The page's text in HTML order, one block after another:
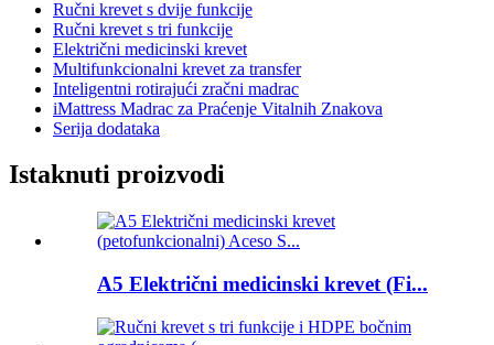
Ručni krevet s dvije funkcije
Ručni krevet s tri funkcije
Električni medicinski krevet
Multifunkcionalni krevet za transfer
Inteligentni rotirajući zračni madrac
iMattress Madrac za Praćenje Vitalnih Znakova
Serija dodataka
Istaknuti proizvodi
A5 Električni medicinski krevet (Fi...